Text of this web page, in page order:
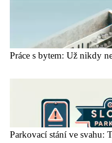
Práce s bytem: Už nikdy
Parkovací stání ve svahu: